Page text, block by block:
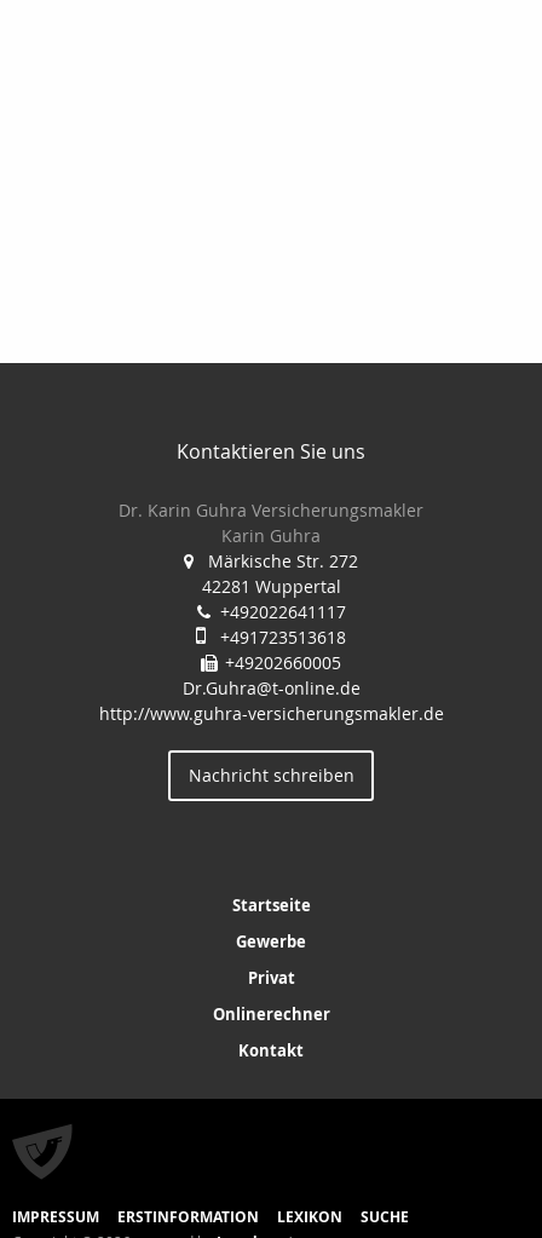
Kontaktieren Sie uns
Dr. Karin Guhra Versicherungsmakler
Karin Guhra
Märkische Str. 272
42281 Wuppertal
+492022641117
+491723513618
+49202660005
Dr.Guhra@t-online.de
http://www.guhra-versicherungsmakler.de
Nachricht schreiben
Startseite
Gewerbe
Privat
Onlinerechner
Kontakt
IMPRESSUM ERSTINFORMATION LEXIKON SUCHE